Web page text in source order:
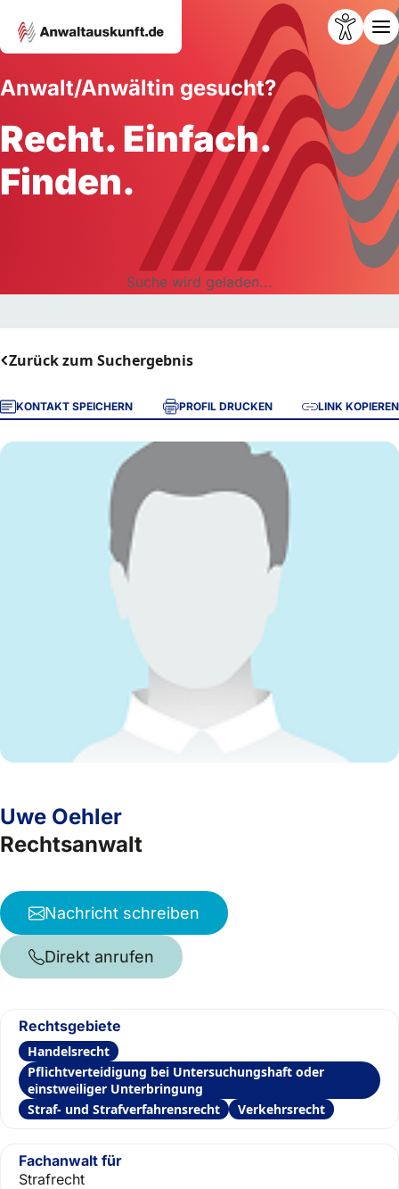
Anwalt/Anwältin gesucht?
Recht. Einfach.
Finden.
Suche wird geladen...
Zurück zum Suchergebnis
KONTAKT SPEICHERN PROFIL DRUCKEN LINK KOPIEREN
Uwe Oehler
Rechtsanwalt
Nachricht schreiben
Direkt anrufen
Rechtsgebiete
Handelsrecht
Pflichtverteidigung bei Untersuchungshaft oder
einstweiliger Unterbringung
Straf- und Strafverfahrensrecht
Verkehrsrecht
Fachanwalt für
Strafrecht